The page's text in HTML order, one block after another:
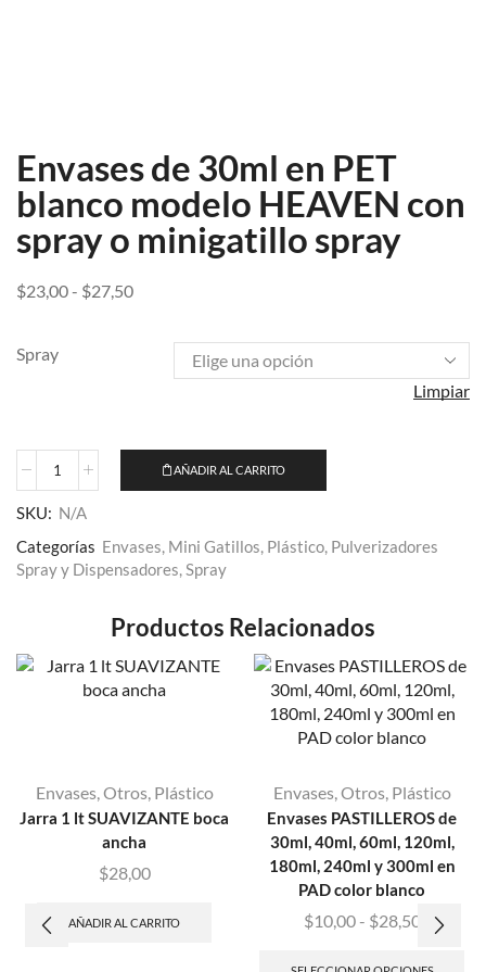
Envases de 30ml en PET
blanco modelo HEAVEN con
spray o minigatillo spray
$23,00- $27,50
Spray
Limpiar
AÑADIR AL CARRITO
SKU: N/A
Categorías Envases, Mini Gatillos, Plástico, Pulverizadores
Spray y Dispensadores,Spray
Productos Relacionados
Envases,Otros, Plástico
Jarra 1 lt SUAVIZANTE boca
ancha
$28,00
AÑADIR AL CARRITO
Envases,Otros, Plástico
Envases PASTILLEROS de
30ml, 40ml, 60ml, 120ml,
180ml, 240ml y 300ml en
PAD color blanco
$10,00 - $28,50